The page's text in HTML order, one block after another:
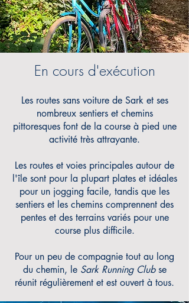
En cours d'exécution
Les routes sans voiture de Sark et ses
nombreux sentiers et chemins
pittoresques font de la course à pied une
activité très attrayante.
Les routes et voies principales autour de
l'île sont pour la plupart plates et idéales
pour un jogging facile, tandis que les
sentiers et les chemins comprennent des
pentes et des terrains variés pour une
course plus difficile.
Pour un peu de compagnie tout au long
du chemin, le Sark Running Clubse
réunit régulièrement et est ouvert à tous.